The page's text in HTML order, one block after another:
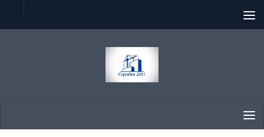
Перейти к содержимому